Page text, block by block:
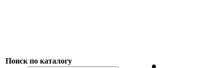
Поиск по каталогу